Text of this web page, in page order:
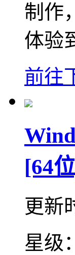
制作
体验
前往
[64
更新
星级：